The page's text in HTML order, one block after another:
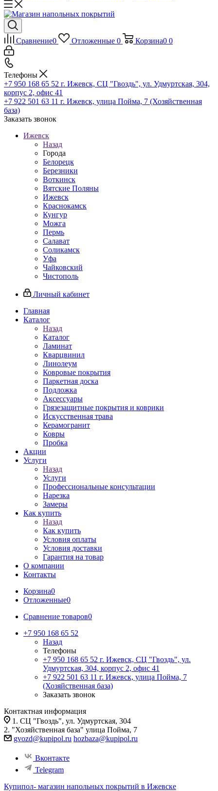
Сравнение0 Отложенные 0 Корзина0 0
Телефоны
+7 950 168 65 52 г. Ижевск, СЦ "Гвоздь", ул. Удмуртская, 304,
корпус 2, офис 41
+7 922 501 63 11 г. Ижевск, улица Пойма, 7 (Хозяйственная
база)
Заказать звонок
Ижевск
Назад
Города
Белорецк
Березники
Воткинск
Вятские Поляны
Ижевск
Краснокамск
Кунгур
Можга
Пермь
Салават
Соликамск
Уфа
Чайковский
Чистополь
Личный кабинет
Главная
Каталог
Назад
Каталог
Ламинат
Кварцвинил
Линолеум
Ковровые покрытия
Паркетная доска
Подложка
Аксессуары
Грязезащитные покрытия и коврики
Искусственная трава
Керамогранит
Ковры
Пробка
Акции
Услуги
Назад
Услуги
Профессиональные консультации
Нарезка
Замеры
Как купить
Назад
Как купить
Условия оплаты
Условия доставки
Гарантия на товар
О компании
Контакты
Корзина0
Отложенные0
Сравнение товаров0
+7 950 168 65 52
Назад
Телефоны
+7 950 168 65 52 г. Ижевск, СЦ "Гвоздь", ул.
Удмуртская, 304, корпус 2, офис 41
+7 922 501 63 11 г. Ижевск, улица Пойма, 7
(Хозяйственная база)
Заказать звонок
Контактная информация
1. СЦ "Гвоздь", ул. Удмуртская, 304
2. "Хозяйственная база" улица Пойма, 7
gvozd@kupipol.ru hozbaza@kupipol.ru
Вконтакте
Telegram
Купипол- магазин напольных покрытий в Ижевске